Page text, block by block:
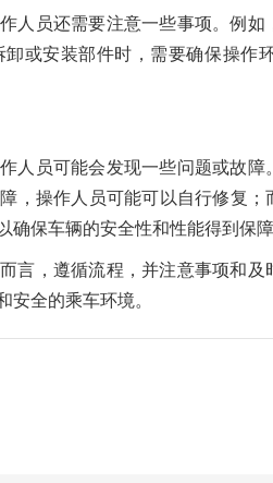
人员还需要注意一些事项。例
或安装部件时，需要确保操作
人员可能会发现一些问题或故
，操作人员可能可以自行修复
保车辆的安全性和性能得到保障
言，遵循流程，并注意事项和
安全的乘车环境。